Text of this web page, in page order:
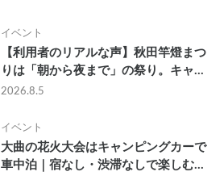
イベント
【利用者のリアルな声】秋田竿燈まつ
りは「朝から夜まで」の祭り。キャン
ピングカーで行った2組の記録
2026.8.5
イベント
大曲の花火大会はキャンピングカーで
車中泊｜宿なし・渋滞なしで楽しむ